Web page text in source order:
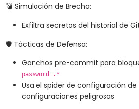
💣 Simulación de Brecha:
Exfiltra secretos del historial de
🛡️ Tácticas de Defensa:
Ganchos pre-commit para
password=.*
Usa el spider de configuración de
configuraciones peligrosas